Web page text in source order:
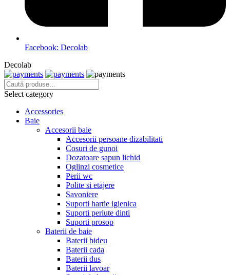
Facebook: Decolab
Decolab
Select category
Accessories
Baie
Accesorii baie
Accesorii persoane dizabilitati
Cosuri de gunoi
Dozatoare sapun lichid
Oglinzi cosmetice
Perii wc
Polite si etajere
Savoniere
Suporti hartie igienica
Suporti periute dinti
Suporti prosop
Baterii de baie
Baterii bideu
Baterii cada
Baterii dus
Baterii lavoar